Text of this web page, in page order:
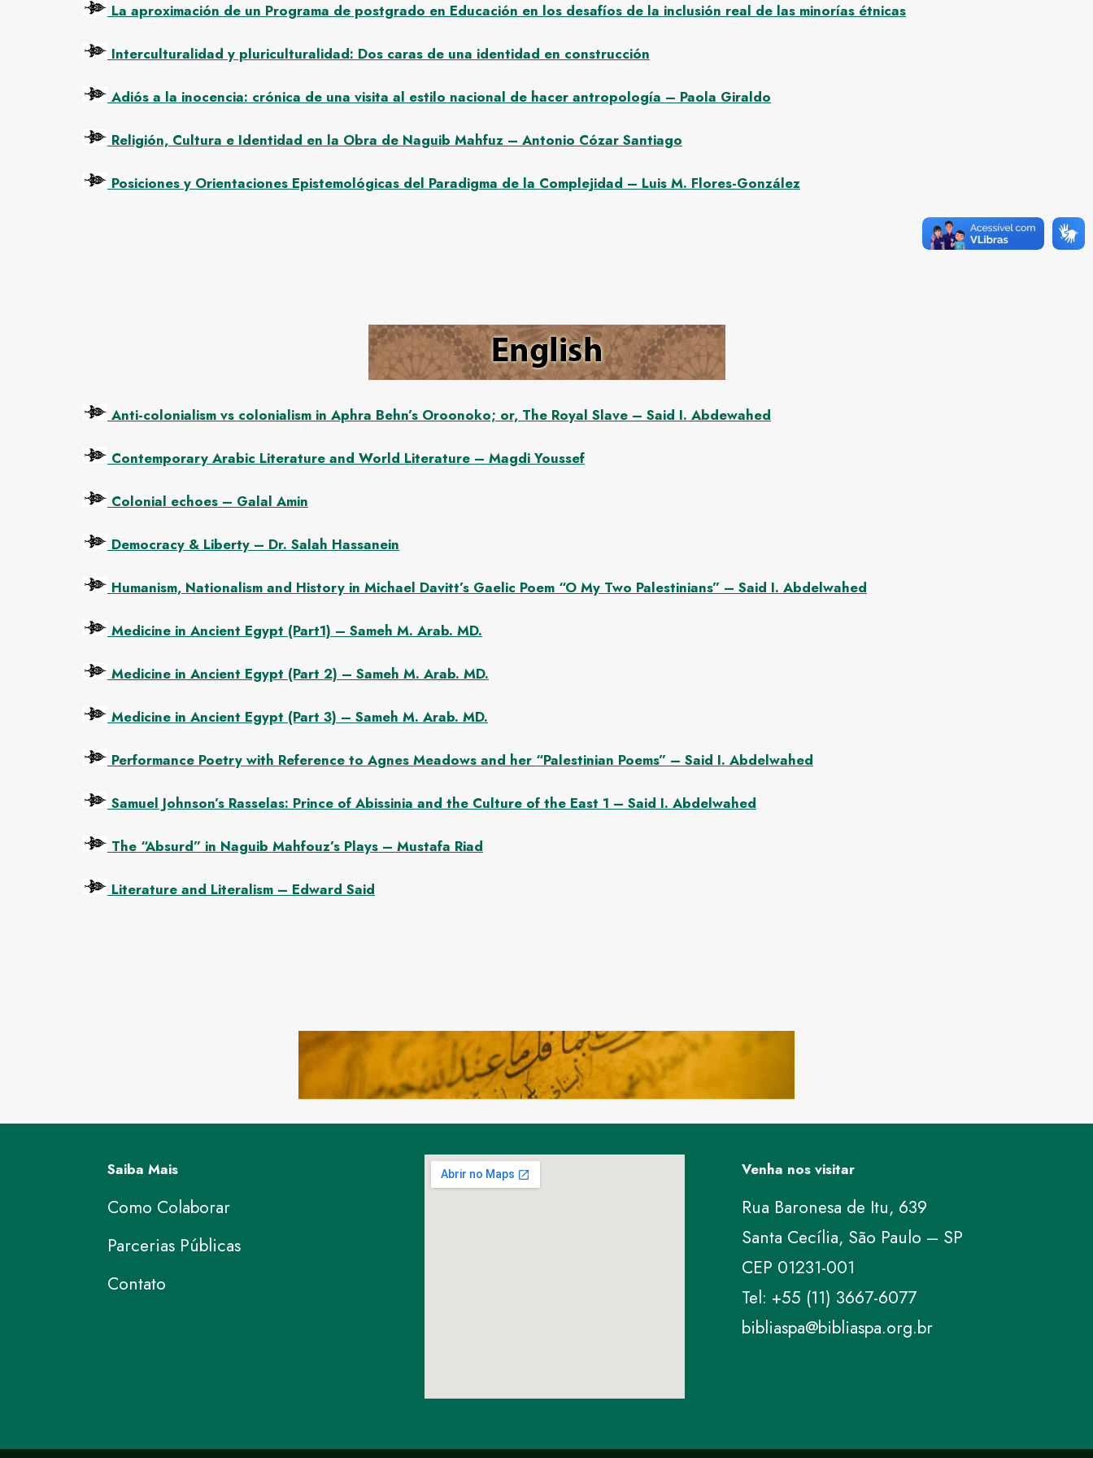
La aproximación de un Programa de postgrado en Educación en los desafíos de la inclusión real de las minorías étnicas
Interculturalidad y pluriculturalidad: Dos caras de una identidad en construcción
Adiós a la inocencia: crónica de una visita al estilo nacional de hacer antropología – Paola Giraldo
Religión, Cultura e Identidad en la Obra de Naguib Mahfuz – Antonio Cózar Santiago
Posiciones y Orientaciones Epistemológicas del Paradigma de la Complejidad – Luis M. Flores-González
Anti-colonialism vs colonialism in Aphra Behn’s Oroonoko; or, The Royal Slave – Said I. Abdewahed
Contemporary Arabic Literature and World Literature – Magdi Youssef
Colonial echoes – Galal Amin
Democracy & Liberty – Dr. Salah Hassanein
Humanism, Nationalism and History in Michael Davitt’s Gaelic Poem “O My Two Palestinians” – Said I. Abdelwahed
Medicine in Ancient Egypt (Part1) – Sameh M. Arab. MD.
Medicine in Ancient Egypt (Part 2) – Sameh M. Arab. MD.
Medicine in Ancient Egypt (Part 3) – Sameh M. Arab. MD.
Performance Poetry with Reference to Agnes Meadows and her “Palestinian Poems” – Said I. Abdelwahed
Samuel Johnson’s Rasselas: Prince of Abissinia and the Culture of the East 1 – Said I. Abdelwahed
The “Absurd” in Naguib Mahfouz’s Plays – Mustafa Riad
Literature and Literalism – Edward Said
Saiba Mais
Como Colaborar
Parcerias Públicas
Contato
Venha nos visitar
Rua Baronesa de Itu, 639
Santa Cecília, São Paulo – SP
CEP 01231-001
Tel: +55 (11) 3667-6077
bibliaspa@bibliaspa.org.br